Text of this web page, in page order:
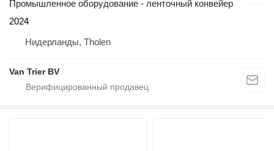
Промышленное оборудование - ленточный конвейер
2024
Нидерланды, Tholen
Van Trier BV